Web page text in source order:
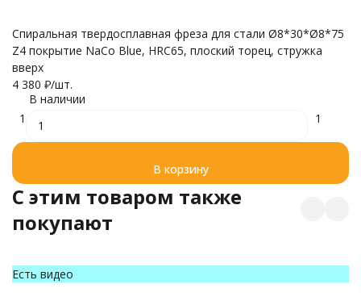
Спиральная твердосплавная фреза для стали Ø8*30*Ø8*75
Z4 покрытие NaCo Blue, HRC65, плоский торец, стружка
вверх
4 380 ₽/шт.
В наличии
1
1
В корзину
C этим товаром также
покупают
Есть видео